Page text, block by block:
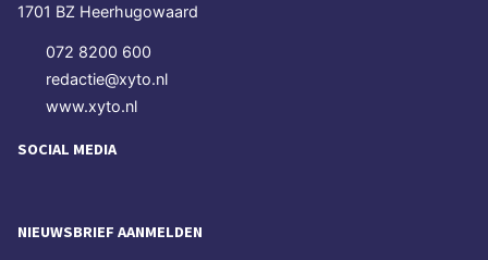
1701 BZ Heerhugowaard
072 8200 600
redactie@xyto.nl
www.xyto.nl
SOCIAL MEDIA
NIEUWSBRIEF AANMELDEN